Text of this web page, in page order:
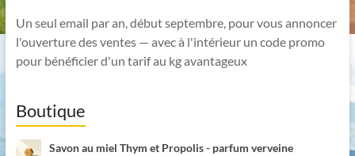
Un seul email par an, début septembre, pour vous annoncer
l'ouverture des ventes — avec à l'intérieur un code promo
pour bénéficier d'un tarif au kg avantageux
Boutique
Savon au miel Thym et Propolis - parfum verveine